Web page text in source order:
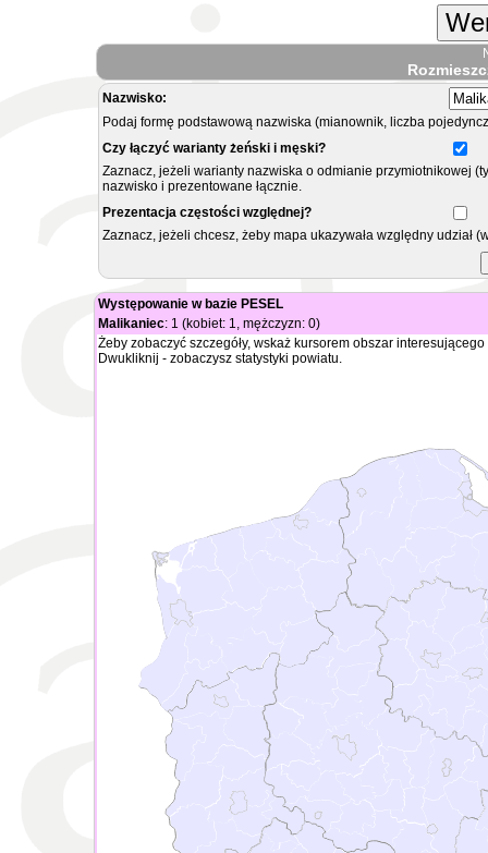
Nazwisko:
Podaj formę podstawową nazwiska (mianownik, liczba
Czy łączyć warianty żeński i męski?
Zaznacz, jeżeli warianty nazwiska o odmianie przymiotnikowej
nazwisko i prezentowane łącznie.
Prezentacja częstości względnej?
Zaznacz, jeżeli chcesz, żeby mapa ukazywała względny
Występowanie w bazie PESEL
Malikaniec: 1 (kobiet: 1, mężczyzn: 0)
Żeby zobaczyć szczegóły, wskaż kursorem obszar
Dwukliknij - zobaczysz statystyki powiatu.